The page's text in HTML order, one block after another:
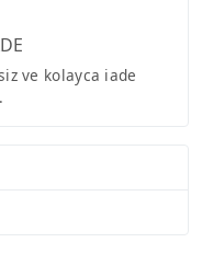
ve kolayca iade